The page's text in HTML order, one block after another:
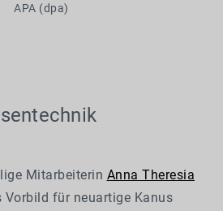
APA (dpa)
Mitarbeiterin Anna Theresia
für neuartige Kanus